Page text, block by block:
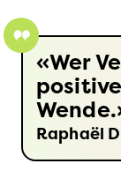
Wer
Wende.
Raphaël